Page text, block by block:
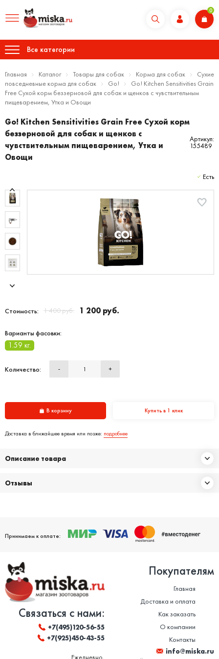
0
Все категории
Главная Каталог Товары для собак Корма для собак
Сухие
повседневные корма для собак
Go!
Go! Kitchen Sensitivities Grain
Free Сухой корм беззерновой для собак и щенков с чувствительным
пищеварением, Утка и Овощи
Go! Kitchen Sensitivities Grain Free Сухой корм
беззерновой для собак и щенков с
чувствительным пищеварением, Утка и
Овощи
Артикул:
155489
Есть
Стоимость: 1 400 руб. 1 200 руб.
Варианты фасовки:
1.59 кг.
Количество: - +
В корзину Купить в 1 клик
Доставка в ближайшее время или позже: подробнее
Описание товара
Отзывы
Принимаем к оплате:
Связаться с нами:
+7(495)120-56-55
+7(925)450-43-55
Ежедневно,
Покупателям
Главная
Доставка и оплата
Как заказать
О компании
Контакты
info@miska.ru